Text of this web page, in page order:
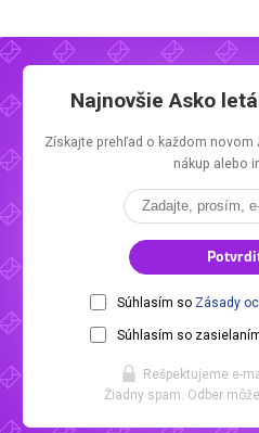
NajnovšieAsko
Získajte prehľad o každom novom
nákup alebo
Súhlasím so Zásady
Súhlasím so
Rešpektujeme e-
Žiadny spam. Odber